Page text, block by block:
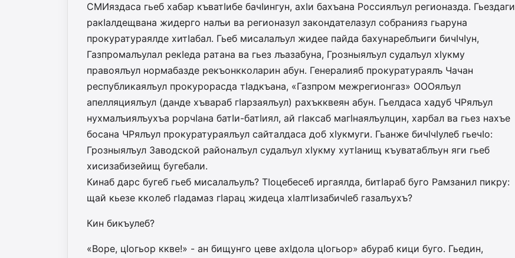
СМИяздаса гьеб хабар къватIибе бачIингун, ахIи бахъана Россиялъул регионазда. Гьездаги
ракIалдещвана жидерго налъи ва регионазул закондателазул собранияз гьаруна
прокуратураялде хитIабал. Гьеб мисалалъул жидее пайда бахунареблъиги бичIчIун,
Газпромалъулал рекIеда ратана ва гьез лъазабуна, Грозныялъул судалъул хIукму
правоялъул нормабазде рекъонкколарин абун. Генералияб прокуратураялъ Чачан
республикаялъул прокурорасда тIадкъана, «Газпром межрегионгаз» ОООялъул
апелляциялъул (данде хъвараб гIарзаялъул) рахъкквеян абун. Гьелдаса хадуб ЧРялъул
нухмалъиялъухъа рорчIана батIи-батIиял, ай гIаксаб магIнаялъулцин, харбал ва гьез нахъе
босана ЧРялъул прокуратурая­лъул сайталдаса доб хIукмуги. Гьанже бичIчIулеб гьечIо:
Грозныялъул Заводской районалъул судалъул хIукму хутIанищ къуватаблъун яги гьеб
хисизабизейищ бугебали.
Кинаб дарс бугеб гьеб мисала­лъулъ? ТIоцебесеб иргаялда, би­тIараб буго Рамзанил пикру:
щай кье­зе кколеб гIадамаз гIарац жиде­ца хIалтIизабичIеб газалъухъ?
Кин бикъулеб?
«Воре, цIогьор ккве!» - ан бищунго цеве ахIдола цIогьор» абураб кици буго. Гьедин,